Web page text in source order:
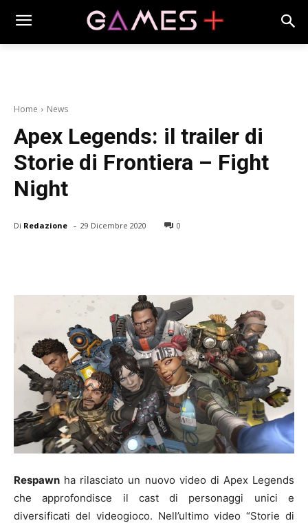
Home News
Apex Legends: il trailer di
Storie di Frontiera – Fight
Night
Di Redazione - 29 Dicembre 2020 0
Respawn ha rilasciato un nuovo video di Apex Legends
che approfondisce il cast di personaggi unici e
diversificati del videogioco. Nell’ultimo video “Storie di